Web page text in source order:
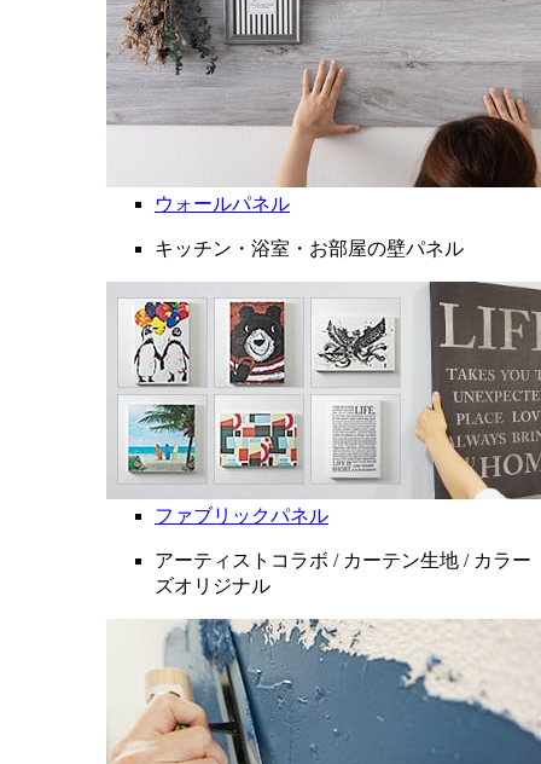
ウォールパネル
キッチン・浴室・お部屋の壁パネル
ファブリックパネル
アーティストコラボ / カーテン生地 / カラー
ズオリジナル